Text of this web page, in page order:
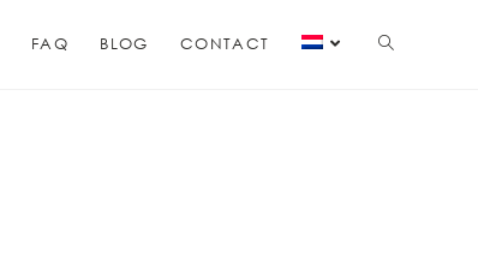
FAQ BLOG CONTACT